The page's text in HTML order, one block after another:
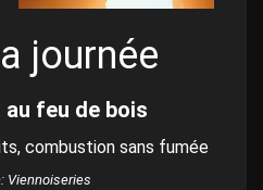
journée
feu de bois
combustion sans fumée
Viennoiseries